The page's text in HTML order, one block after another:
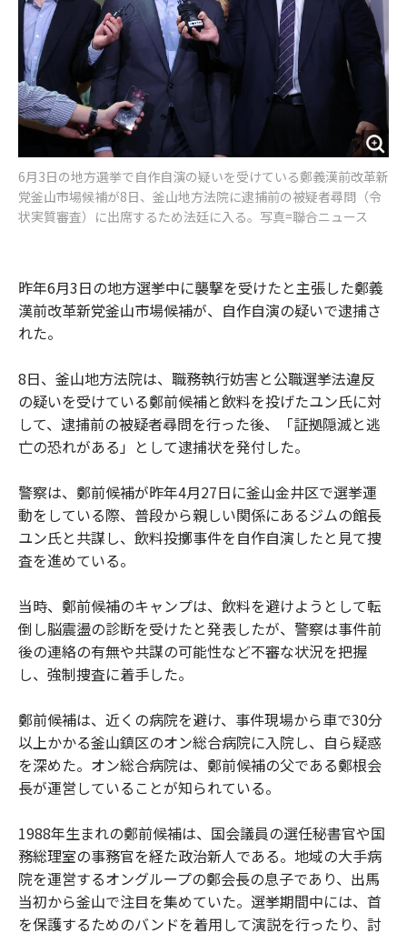
6月3日の地方選挙で自作自演の疑いを受けている鄭義漢前改革新
党釜山市場候補が8日、釜山地方法院に逮捕前の被疑者尋問（令
状実質審査）に出席するため法廷に入る。写真=聯合ニュース
昨年6月3日の地方選挙中に襲撃を受けたと主張した鄭義
漢前改革新党釜山市場候補が、自作自演の疑いで逮捕さ
れた。
8日、釜山地方法院は、職務執行妨害と公職選挙法違反
の疑いを受けている鄭前候補と飲料を投げたユン氏に対
して、逮捕前の被疑者尋問を行った後、「証拠隠滅と逃
亡の恐れがある」として逮捕状を発付した。
警察は、鄭前候補が昨年4月27日に釜山金井区で選挙運
動をしている際、普段から親しい関係にあるジムの館長
ユン氏と共謀し、飲料投擲事件を自作自演したと見て捜
査を進めている。
当時、鄭前候補のキャンプは、飲料を避けようとして転
倒し脳震盪の診断を受けたと発表したが、警察は事件前
後の連絡の有無や共謀の可能性など不審な状況を把握
し、強制捜査に着手した。
鄭前候補は、近くの病院を避け、事件現場から車で30分
以上かかる釜山鎮区のオン総合病院に入院し、自ら疑惑
を深めた。オン総合病院は、鄭前候補の父である鄭根会
長が運営していることが知られている。
1988年生まれの鄭前候補は、国会議員の選任秘書官や国
務総理室の事務官を経た政治新人である。地域の大手病
院を運営するオングループの鄭会長の息子であり、出馬
当初から釜山で注目を集めていた。選挙期間中には、首
を保護するためのバンドを着用して演説を行ったり、討